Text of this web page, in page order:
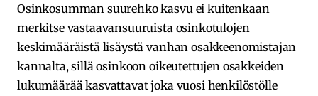
Osinkosumman suurehko kasvu ei kuitenkaan
merkitse vastaavansuuruista osinkotulojen
keskimääräistä lisäystä vanhan osakkeenomistajan
kannalta, sillä osinkoon oikeutettujen osakkeiden
lukumäärää kasvattavat joka vuosi henkilöstölle